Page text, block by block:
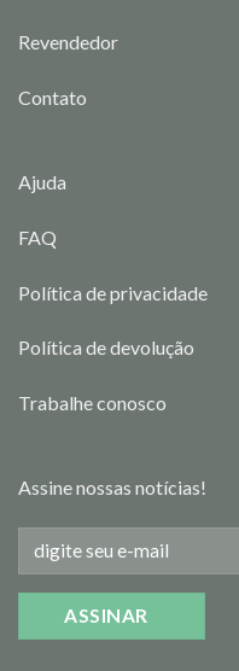
Revendedor
Contato
Ajuda
FAQ
Política de privacidade
Política de devolução
Trabalhe conosco
Assine nossas notícias!